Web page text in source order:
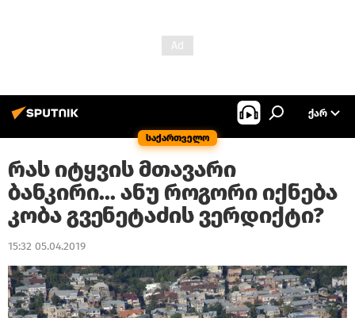
საქართველო
ᲥᲐᲠ
რას იტყვის მთავარი
ბანკირი... ანუ როგორი იქნება
კობა გვენეტაძის ვერდიქტი?
15:32 05.04.2019